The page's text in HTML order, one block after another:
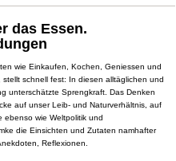
das Essen.
wie Einkaufen, Kochen, Geniessen und
schnell fest: In diesen alltäglichen und
unterschätzte Sprengkraft. Das Denken
auf unser Leib- und Naturverhältnis, auf
ebenso wie Weltpolitik und
die Einsichten und Zutaten namhafter
Reflexionen.